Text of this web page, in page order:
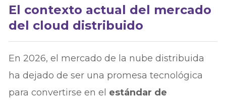
El contexto actual del mercado
del cloud distribuido
En 2026, el mercado de la nube distribuida
ha dejado de ser una promesa tecnológica
para convertirse en el estándar de